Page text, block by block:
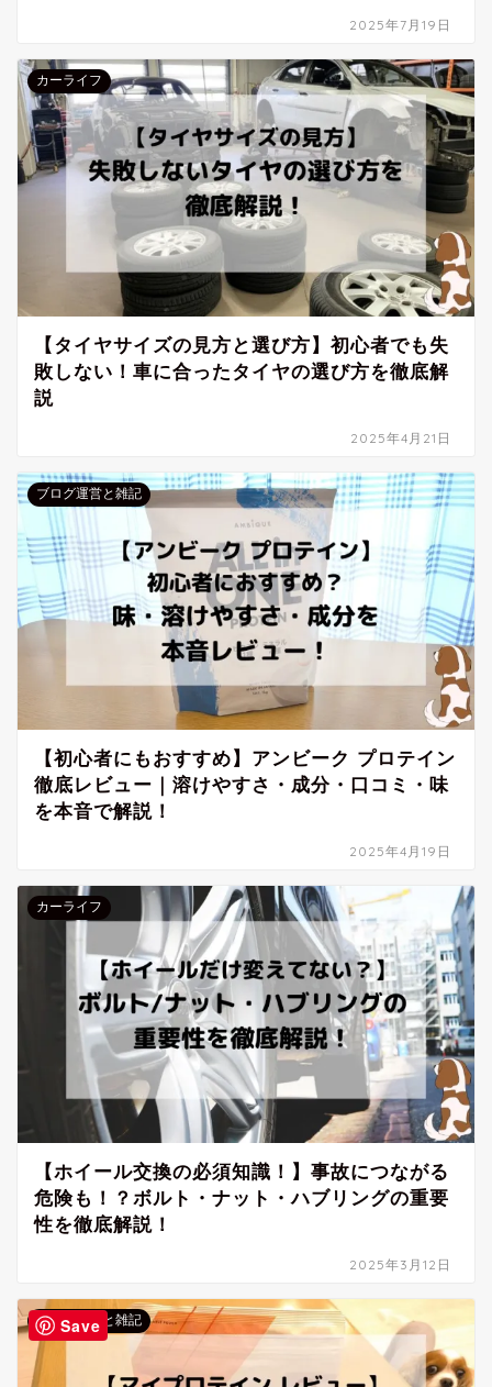
2025年7月19日
カーライフ
【タイヤサイズの見方と選び方】初心者でも失
敗しない！車に合ったタイヤの選び方を徹底解
説
2025年4月21日
ブログ運営と雑記
【初心者にもおすすめ】アンビーク プロテイン
徹底レビュー｜溶けやすさ・成分・口コミ・味
を本音で解説！
2025年4月19日
カーライフ
【ホイール交換の必須知識！】事故につながる
危険も！？ボルト・ナット・ハブリングの重要
性を徹底解説！
2025年3月12日
ブログ運営と雑記
Save